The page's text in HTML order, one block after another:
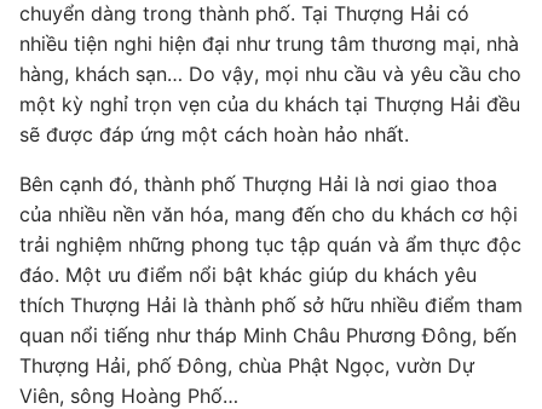
chuyển dàng trong thành phố. Tại Thượng Hải có
nhiều tiện nghi hiện đại như trung tâm thương mại, nhà
hàng, khách sạn… Do vậy, mọi nhu cầu và yêu cầu cho
một kỳ nghỉ trọn vẹn của du khách tại Thượng Hải đều
sẽ được đáp ứng một cách hoàn hảo nhất.
Bên cạnh đó, thành phố Thượng Hải là nơi giao thoa
của nhiều nền văn hóa, mang đến cho du khách cơ hội
trải nghiệm những phong tục tập quán và ẩm thực độc
đáo. Một ưu điểm nổi bật khác giúp du khách yêu
thích Thượng Hải là thành phố sở hữu nhiều điểm tham
quan nổi tiếng như tháp Minh Châu Phương Đông, bến
Thượng Hải, phố Đông, chùa Phật Ngọc, vườn Dự
Viên, sông Hoàng Phố…